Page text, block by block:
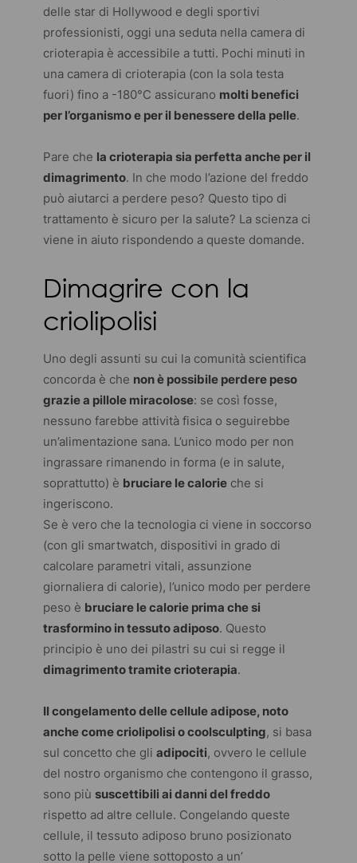
delle star di Hollywood e degli sportivi
professionisti, oggi una seduta nella camera di
crioterapia è accessibile a tutti. Pochi minuti in
una camera di crioterapia (con la sola testa
fuori) fino a -180°C assicurano molti benefici
per l’organismo e per il benessere della pelle.
Pare che la crioterapia sia perfetta anche per il
dimagrimento. In che modo l’azione del freddo
può aiutarci a perdere peso? Questo tipo di
trattamento è sicuro per la salute? La scienza ci
viene in aiuto rispondendo a queste domande.
Dimagrire con la
criolipolisi
Uno degli assunti su cui la comunità scientifica
concorda è che non è possibile perdere peso
grazie a pillole miracolose: se così fosse,
nessuno farebbe attività fisica o seguirebbe
un’alimentazione sana. L’unico modo per non
ingrassare rimanendo in forma (e in salute,
soprattutto) è bruciare le calorie che si
ingeriscono.
Se è vero che la tecnologia ci viene in soccorso
(con gli smartwatch, dispositivi in grado di
calcolare parametri vitali, assunzione
giornaliera di calorie), l’unico modo per perdere
peso è bruciare le calorie prima che si
trasformino in tessuto adiposo. Questo
principio è uno dei pilastri su cui si regge il
dimagrimento tramite crioterapia.
Il congelamento delle cellule adipose, noto
anche come criolipolisi o coolsculpting, si basa
sul concetto che gliadipociti, ovvero le cellule
del nostro organismo che contengono il grasso,
sono più suscettibili ai danni del freddo
rispetto ad altre cellule. Congelando queste
cellule, il tessuto adiposo bruno posizionato
sotto la pelle viene sottoposto a un’